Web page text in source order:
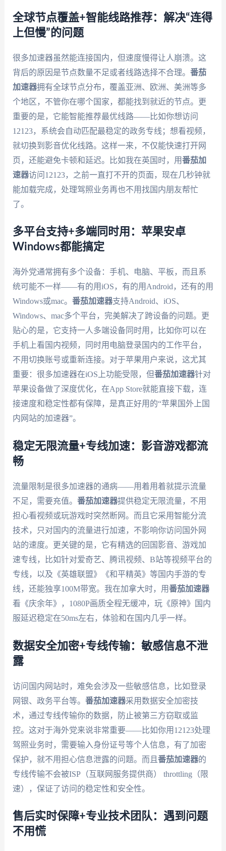
全球节点覆盖+智能线路推荐：解决“连得
上但慢”的问题
很多加速器虽然能连接国内，但速度慢得让人崩溃。这
背后的原因是节点数量不足或者线路选择不合理。 番茄
加速器拥有全球节点分布，覆盖亚洲、欧洲、美洲等多
个地区，不管你在哪个国家，都能找到就近的节点。更
重要的是，它能智能推荐最优线路——比如你想访问
12123，系统会自动匹配最稳定的政务专线；想看视频，
就切换到影音优化线路。这样一来，不仅能快速打开网
页，还能避免卡顿和延迟。比如我在英国时，用番茄加
速器访问12123，之前一直打不开的页面，现在几秒钟就
能加载完成，处理驾照业务再也不用找国内朋友帮忙
了。
多平台支持+多端同时用：苹果安卓
Windows都能搞定
海外党通常拥有多个设备：手机、电脑、平板，而且系
统可能不一样——有的用iOS，有的用Android，还有的用
Windows或mac。 番茄加速器支持Android、iOS、
Windows、mac多个平台，完美解决了跨设备的问题。更
贴心的是，它支持一人多端设备同时用，比如你可以在
手机上看国内视频，同时用电脑登录国内的工作平台，
不用切换账号或重新连接。对于苹果用户来说，这尤其
重要：很多加速器在iOS上功能受限，但番茄加速器针对
苹果设备做了深度优化，在App Store就能直接下载，连
接速度和稳定性都有保障，是真正好用的“苹果国外上国
内网站的加速器”。
稳定无限流量+专线加速：影音游戏都流
畅
流量限制是很多加速器的通病——用着用着就提示流量
不足，需要充值。 番茄加速器提供稳定无限流量，不用
担心看视频或玩游戏时突然断网。而且它采用智能分流
技术，只对国内的流量进行加速，不影响你访问国外网
站的速度。更关键的是，它有精选的回国影音、游戏加
速专线，比如针对爱奇艺、腾讯视频、B站等视频平台的
专线，以及《英雄联盟》《和平精英》等国内手游的专
线，还能独享100M带宽。我在加拿大时，用番茄加速器
看《庆余年》，1080P画质全程无缓冲，玩《原神》国内
服延迟稳定在50ms左右，体验和在国内几乎一样。
数据安全加密+专线传输：敏感信息不泄
露
访问国内网站时，难免会涉及一些敏感信息，比如登录
网银、政务平台等。 番茄加速器采用数据安全加密技
术，通过专线传输你的数据，防止被第三方窃取或监
控。这对于海外党来说非常重要——比如你用12123处理
驾照业务时，需要输入身份证号等个人信息，有了加密
保护，就不用担心信息泄露的问题。而且 番茄加速器的
专线传输不会被ISP（互联网服务提供商） throttling（限
速），保证了访问的稳定性和安全性。
售后实时保障+专业技术团队：遇到问题
不用慌